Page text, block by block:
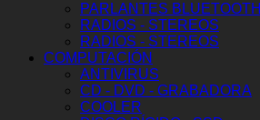
PARLANTES BLUETOOTH
RADIOS - STEREOS
RADIOS - STEREOS
COMPUTACIÓN
ANTIVIRUS
CD - DVD - GRABADORA
COOLER